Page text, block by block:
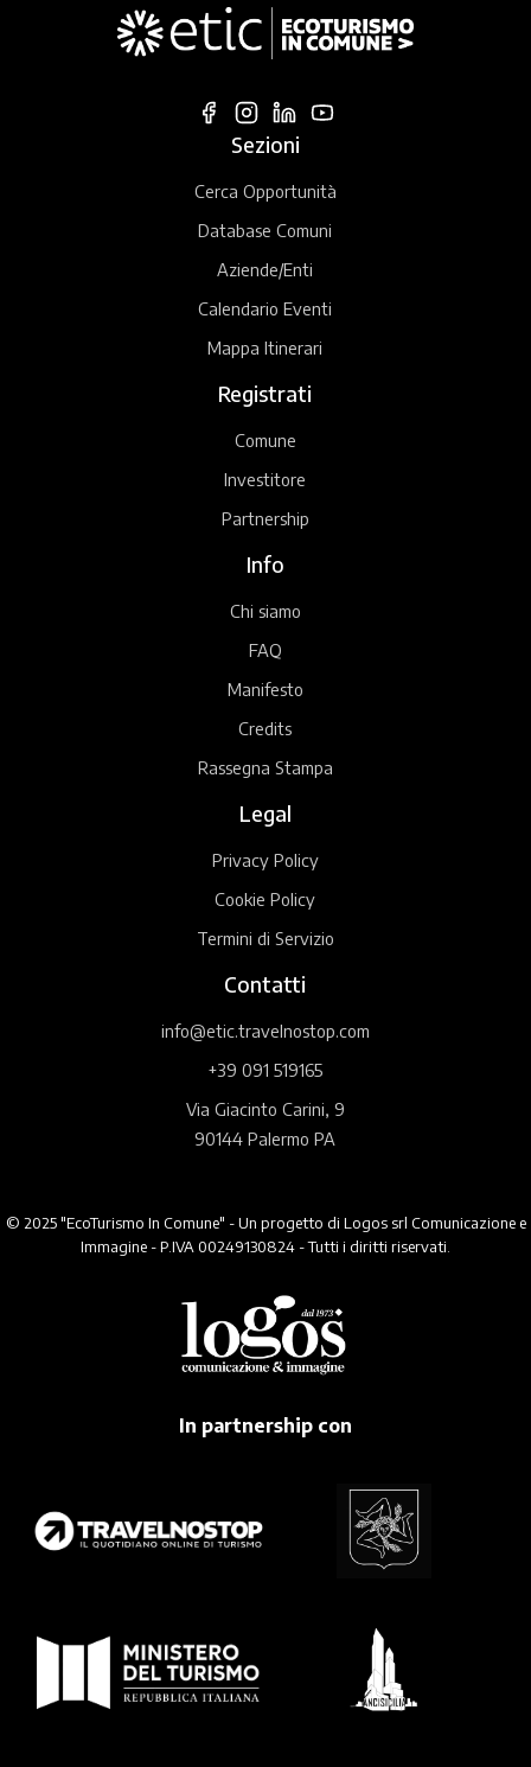
Sezioni
Cerca Opportunità
Database Comuni
Aziende/Enti
Calendario Eventi
Mappa Itinerari
Registrati
Comune
Investitore
Partnership
Info
Chi siamo
FAQ
Manifesto
Credits
Rassegna Stampa
Legal
Privacy Policy
Cookie Policy
Termini di Servizio
Contatti
info@etic.travelnostop.com
+39 091 519165
Via Giacinto Carini, 9
90144 Palermo PA
© 2025 "EcoTurismo In Comune" - Un progetto di Logos srl Comunicazione e
Immagine - P.IVA 00249130824 - Tutti i diritti riservati.
In partnership con